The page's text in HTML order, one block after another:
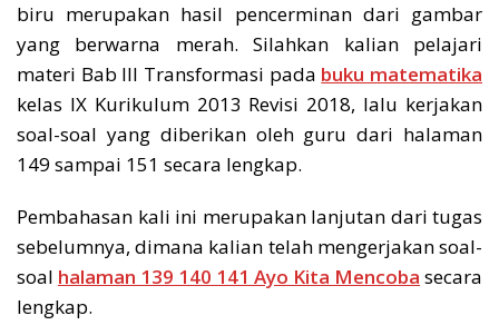
biru merupakan hasil pencerminan dari gambar
yang berwarna merah. Silahkan kalian pelajari
materi Bab III Transformasi pada buku matematika
kelas IX Kurikulum 2013 Revisi 2018, lalu kerjakan
soal-soal yang diberikan oleh guru dari halaman
149 sampai 151 secara lengkap.
Pembahasan kali ini merupakan lanjutan dari tugas
sebelumnya, dimana kalian telah mengerjakan soal-
soal halaman 139 140 141 Ayo Kita Mencoba secara
lengkap.